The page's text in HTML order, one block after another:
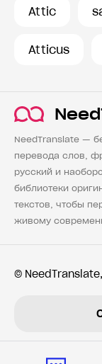
Attic
Atticus
NeedTranslate —
перевода слов,
русский и
библиотеки
текстов, чтобы
живому
©